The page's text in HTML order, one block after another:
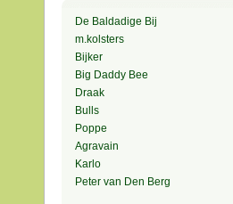
De Baldadige Bij
m.kolsters
Bijker
Big Daddy Bee
Draak
Bulls
Poppe
Agravain
Karlo
Peter van Den Berg